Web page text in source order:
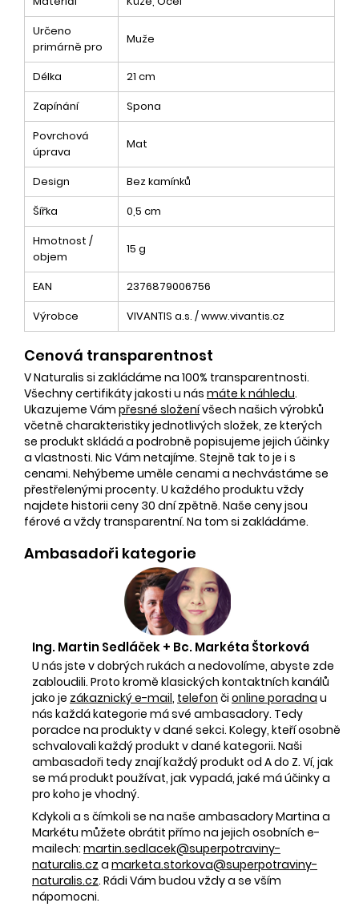
Určeno
primárně pro
Muže
Délka
21 cm
Zapínání
Spona
Povrchová
úprava
Mat
Design
Bez kamínků
Šířka
0,5 cm
Hmotnost /
objem
15 g
EAN
2376879006756
Výrobce
VIVANTIS a.s. / www.vivantis.cz
Cenová transparentnost
V Naturalis si zakládáme na 100% transparentnosti.
Všechny certifikáty jakosti u nás máte k náhledu.
Ukazujeme Vám přesné složenívšech našich výrobků
včetně charakteristiky jednotlivých složek, ze kterých
se produkt skládá a podrobně popisujeme jejich účinky
a vlastnosti. Nic Vám netajíme. Stejně tak to je i s
cenami. Nehýbeme uměle cenami a nechvástáme se
přestřelenými procenty. U každého produktu vždy
najdete historii ceny 30 dní zpětně. Naše ceny jsou
férové a vždy transparentní. Na tom si zakládáme.
Ambasadoři kategorie
Ing. Martin Sedláček + Bc. Markéta Štorková
U nás jste v dobrých rukách a nedovolíme, abyste zde
zabloudili. Proto kromě klasických kontaktních kanálů
jako je zákaznický e-mail, telefon či online poradna u
nás každá kategorie má své ambasadory. Tedy
poradce na produkty v dané sekci. Kolegy, kteří osobně
schvalovali každý produkt v dané kategorii. Naši
ambasadoři tedy znají každý produkt od A do Z. Ví, jak
se má produkt používat, jak vypadá, jaké má účinky a
pro koho je vhodný.
Kdykoli a s čímkoli se na naše ambasadory Martina a
Markétu můžete obrátit přímo na jejich osobních e-
mailech: martin.sedlacek@superpotraviny-
naturalis.cz a marketa.storkova@superpotraviny-
naturalis.cz. Rádi Vám budou vždy a se vším
nápomocni.